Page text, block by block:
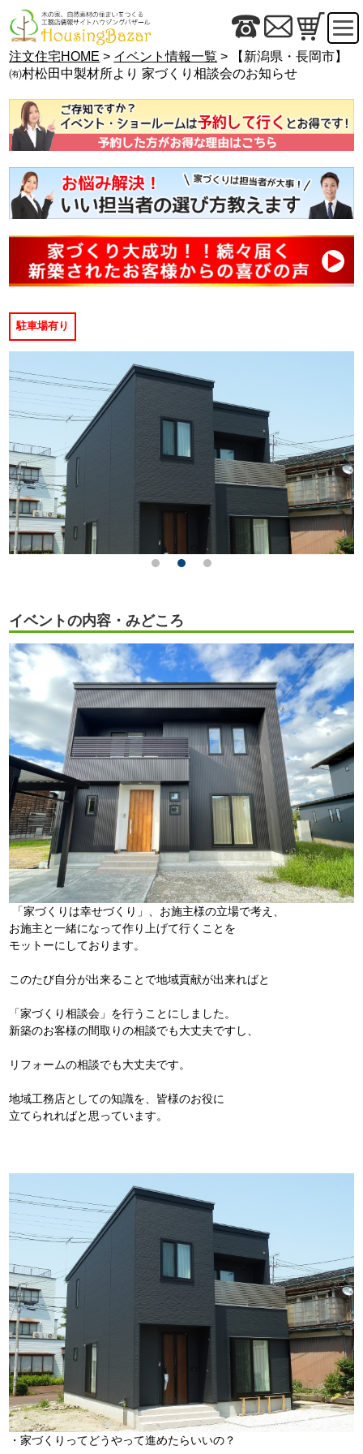
注文住宅HOME > イベント情報一覧 > 【新潟県・長岡市】
㈲村松田中製材所より 家づくり相談会のお知らせ
駐車場有り
イベントの内容・みどころ
「家づくりは幸せづくり」、お施主様の立場で考え、
お施主と一緒になって作り上げて行くことを
モットーにしております。
このたび自分が出来ることで地域貢献が出来ればと
「家づくり相談会」を行うことにしました。
新築のお客様の間取りの相談でも大丈夫ですし、
リフォームの相談でも大丈夫です。
地域工務店としての知識を、皆様のお役に
立てられればと思っています。
・家づくりってどうやって進めたらいいの？